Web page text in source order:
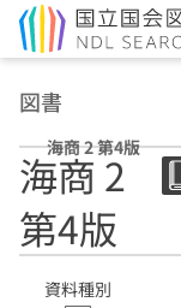
図書
海商 2 第4版
海商 2
第4版
資料種別